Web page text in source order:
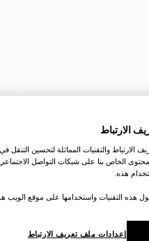
الارتباط
والتقنيات المماثلة لتحسين التنقل
الخاص بنا على شبكات التواصل
هذه.
هذه التقنيات واستخدامها على موقع الويب
إعدادات ملف تعريف الارتباط